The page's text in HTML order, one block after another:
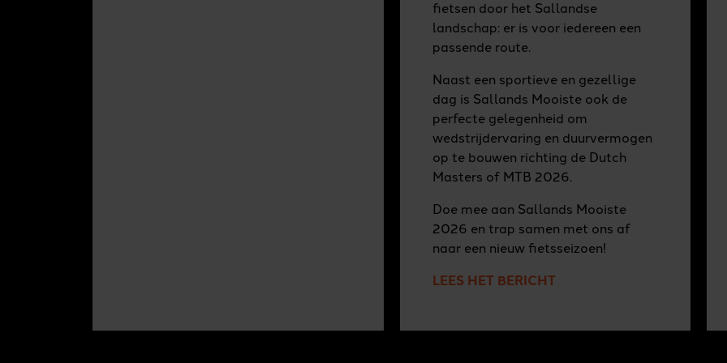
fietsen door het Sallandse
landschap: er is voor iedereen een
passende route.
Naast een sportieve en gezellige
dag is Sallands Mooiste ook de
perfecte gelegenheid om
wedstrijdervaring en duurvermogen
op te bouwen richting de Dutch
Masters of MTB 2026.
Doe mee aan Sallands Mooiste
2026 en trap samen met ons af
naar een nieuw fietsseizoen!
LEES HET BERICHT